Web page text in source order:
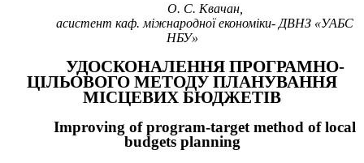
О. С. Квачан,
асистент каф. міжнародної економіки- ДВНЗ «УАБС
НБУ»
УДОСКОНАЛЕННЯ ПРОГРАМНО-
ЦІЛЬОВОГО МЕТОДУ ПЛАНУВАННЯ
МІСЦЕВИХ БЮДЖЕТІВ
Improving of program-target method of local
budgets planning